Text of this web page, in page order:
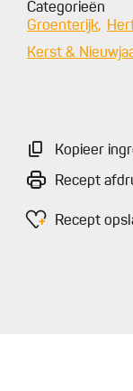
Categorieën
Groenterijk
Kerst &
Kopieer
Recept
Recept